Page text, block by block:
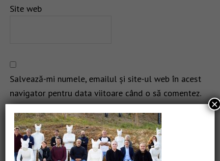
Site web
Salvează-mi numele, emailul și site-ul web în acest
navigator pentru data viitoare când o să comentez.
×